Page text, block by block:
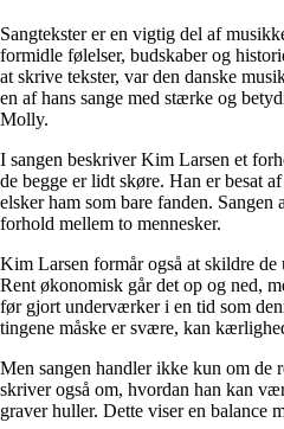
Sangtekster er en vigtig del af
formidle følelser, budskaber og
at skrive tekster, var den danske
en af hans sange med stærke og
Molly.
I sangen beskriver Kim Larsen et
de begge er lidt skøre. Han er besat
elsker ham som bare fanden.
forhold mellem to mennesker.
Kim Larsen formår også at skildre de
Rent økonomisk går det op og ned,
før gjort underværker i en tid som
tingene måske er svære, kan
Men sangen handler ikke kun om de
skriver også om, hvordan han kan
graver huller. Dette viser en balance